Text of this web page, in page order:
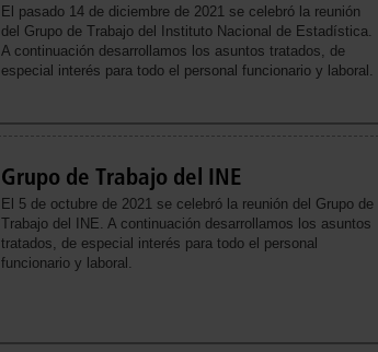
El pasado 14 de diciembre de 2021 se celebró la reunión
del Grupo de Trabajo del Instituto Nacional de Estadística.
A continuación desarrollamos los asuntos tratados, de
especial interés para todo el personal funcionario y laboral.
Grupo de Trabajo del INE
El 5 de octubre de 2021 se celebró la reunión del Grupo de
Trabajo del INE. A continuación desarrollamos los asuntos
tratados, de especial interés para todo el personal
funcionario y laboral.